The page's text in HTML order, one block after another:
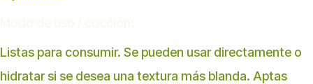
Listas para consumir. Se pueden usar directamente o
hidratar si se desea una textura más blanda. Aptas